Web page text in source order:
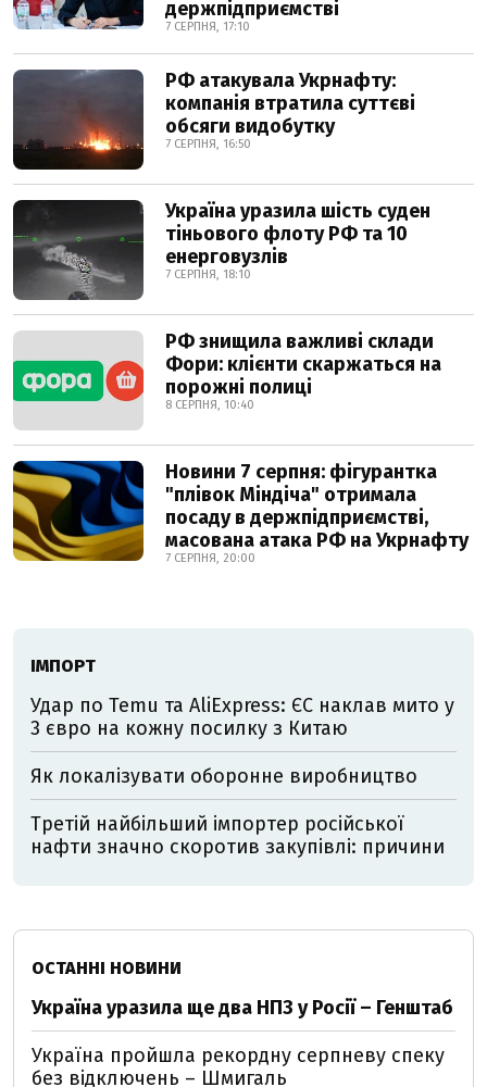
держпідприємстві
7 СЕРПНЯ, 17:10
РФ атакувала Укрнафту:
компанія втратила суттєві
обсяги видобутку
7 СЕРПНЯ, 16:50
Україна уразила шість суден
тіньового флоту РФ та 10
енерговузлів
7 СЕРПНЯ, 18:10
РФ знищила важливі склади
Фори: клієнти скаржаться на
порожні полиці
8 СЕРПНЯ, 10:40
Новини 7 серпня: фігурантка
"плівок Міндіча" отримала
посаду в держпідприємстві,
масована атака РФ на Укрнафту
7 СЕРПНЯ, 20:00
ІМПОРТ
Удар по Temu та AliExpress: ЄС наклав мито у
3 євро на кожну посилку з Китаю
Як локалізувати оборонне виробництво
Третій найбільший імпортер російської
нафти значно скоротив закупівлі: причини
ОСТАННІ НОВИНИ
Україна уразила ще два НПЗ у Росії – Генштаб
Україна пройшла рекордну серпневу спеку
без відключень – Шмигаль